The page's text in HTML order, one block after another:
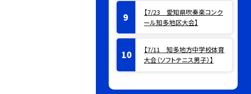
【7/23 愛知県吹奏楽コンク
ール知多地区大会】
【7/11 知多地方中学校体育
大会（ソフトテニス男子）】